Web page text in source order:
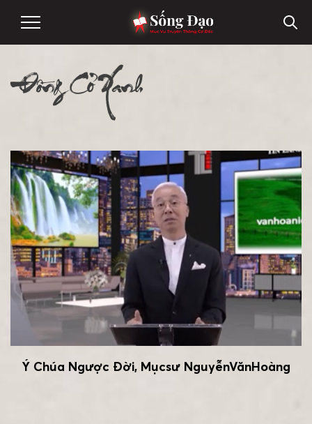
Đồng Cỏ Xanh
Ý Chúa Ngược Đời, Mụcsư NguyễnVănHoàng